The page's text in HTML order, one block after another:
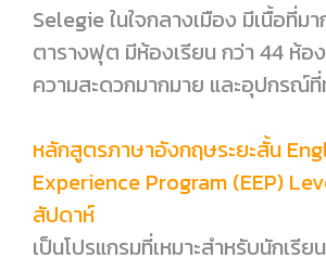
Selegie ในใจกลางเมือง มีเนื้อที่ม
ตารางฟุต มีห้องเรียน กว่า 44 ห้อ
ความสะดวกมากมาย และอุปกรณ์
หลักสูตรภาษาอังกฤษระยะสั้น
Experience Program (EEP)
สัปดาห์
เป็นโปรแกรมที่เหมาะสำหรับนักเรี